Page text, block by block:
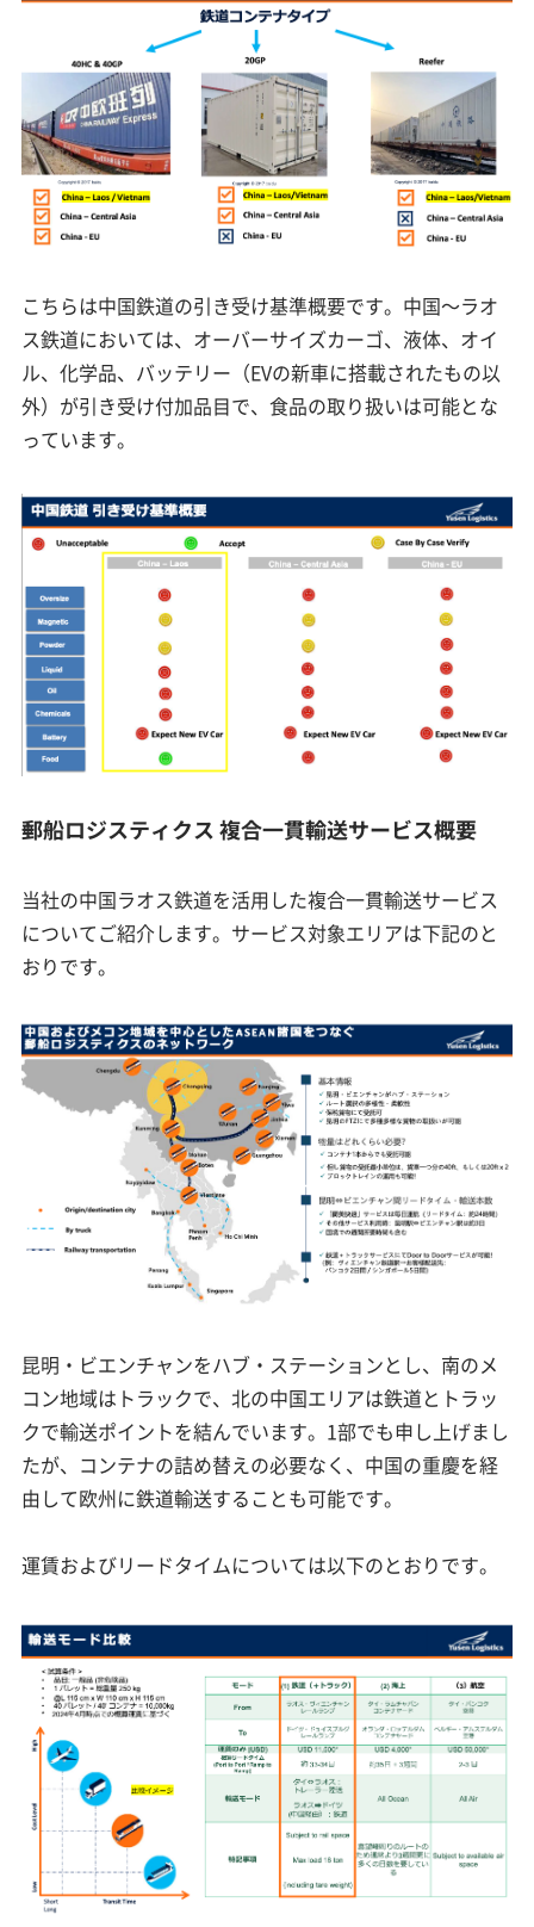
こちらは中国鉄道の引き受け基準概要です。中国～ラオ
ス鉄道においては、オーバーサイズカーゴ、液体、オイ
ル、化学品、バッテリー（EVの新車に搭載されたもの以
外）が引き受け付加品目で、食品の取り扱いは可能とな
っています。
郵船ロジスティクス 複合一貫輸送サービス概要
当社の中国ラオス鉄道を活用した複合一貫輸送サービス
についてご紹介します。サービス対象エリアは下記のと
おりです。
昆明・ビエンチャンをハブ・ステーションとし、南のメ
コン地域はトラックで、北の中国エリアは鉄道とトラッ
クで輸送ポイントを結んでいます。1部でも申し上げまし
たが、コンテナの詰め替えの必要なく、中国の重慶を経
由して欧州に鉄道輸送することも可能です。
運賃およびリードタイムについては以下のとおりです。